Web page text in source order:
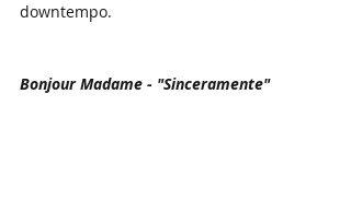
downtempo.
Bonjour Madame - "Sinceramente"